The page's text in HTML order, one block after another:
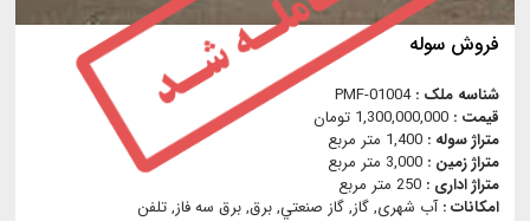
فروش سوله
شناسه ملک :PMF-01004
قیمت : 1,300,000,000 تومان
متراژ سوله : 1,400 متر مربع
متراژ زمین : 3,000 متر مربع
متراژ اداری : 250 متر مربع
امکانات :آب شهری, گاز, گاز صنعتي, برق, برق سه فاز, تلفن